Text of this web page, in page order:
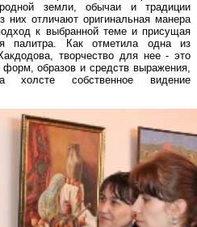
земли, обычаи и традиции
них отличают оригинальная манера
к выбранной теме и присущая
палитра. Как отметила одна из
творчество для нее - это
образов и средств выражения,
холсте собственное видение